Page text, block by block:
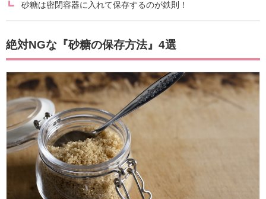
砂糖は密閉容器に入れて保存するのが鉄則！
絶対NGな『砂糖の保存方法』4選